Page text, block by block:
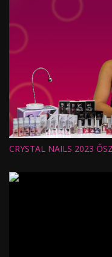
Hossz:
CRYSTAL NAILS 2023